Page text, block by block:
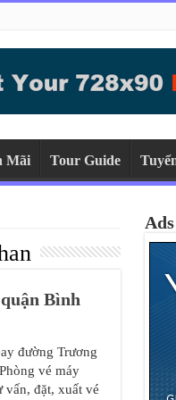
Mãi Tour Guide
Bình
đường Trương
vé máy
vấn, đặt, xuất vé